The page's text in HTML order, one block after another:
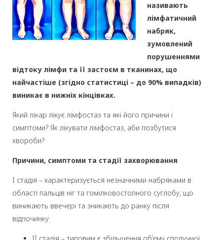
називають
лімфатичний
набряк,
зумовлений
порушеннями
відтоку лімфи та її застоєм в тканинах, що
найчастіше (згідно статистиці – до 90% випадків)
виникає в нижніх кінцівках.
Який лікар лікує лімфостаз та які його причини і
симптоми? Як лікувати лімфостаз, аби позбутися
хвороби?
Причини, симптоми та стадії захворювання
I стадія – характеризується незначними набряками в
області пальців ніг та гомілковостопного суглобу, що
виникають ввечері та зникають до ранку після
відпочинку.
II стадія – типовим є збільшення об’єму сполучної